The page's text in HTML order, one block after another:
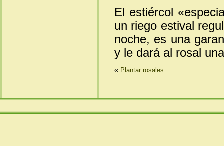
El estiércol
un riego estival
noche, es una
y le dará al rosal
« Plantar rosales